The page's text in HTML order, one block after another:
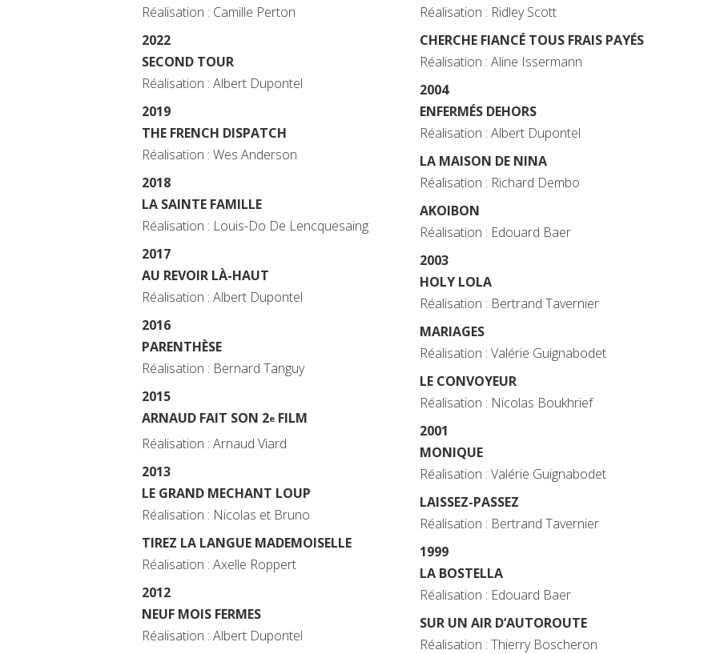
Réalisation : Camille Perton
2022
SECOND TOUR
Réalisation : Albert Dupontel
2019
THE FRENCH DISPATCH
Réalisation : Wes Anderson
2018
LA SAINTE FAMILLE
Réalisation : Louis-Do De Lencquesaing
2017
AU REVOIR LÀ-HAUT
Réalisation : Albert Dupontel
2016
PARENTHÈSE
Réalisation : Bernard Tanguy
2015
ARNAUD FAIT SON 2e FILM
Réalisation : Arnaud Viard
2013
LE GRAND MECHANT LOUP
Réalisation : Nicolas et Bruno
TIREZ LA LANGUE MADEMOISELLE
Réalisation : Axelle Roppert
2012
NEUF MOIS FERMES
Réalisation : Albert Dupontel
Réalisation : Ridley Scott
CHERCHE FIANCÉ TOUS FRAIS PAYÉS
Réalisation : Aline Issermann
2004
ENFERMÉS DEHORS
Réalisation : Albert Dupontel
LA MAISON DE NINA
Réalisation : Richard Dembo
AKOIBON
Réalisation : Edouard Baer
2003
HOLY LOLA
Réalisation : Bertrand Tavernier
MARIAGES
Réalisation : Valérie Guignabodet
LE CONVOYEUR
Réalisation : Nicolas Boukhrief
2001
MONIQUE
Réalisation : Valérie Guignabodet
LAISSEZ-PASSEZ
Réalisation : Bertrand Tavernier
1999
LA BOSTELLA
Réalisation : Edouard Baer
SUR UN AIR D’AUTOROUTE
Réalisation : Thierry Boscheron